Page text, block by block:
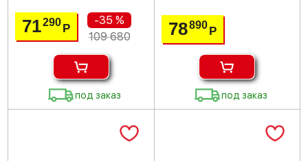
71290Р
-35 %
109 680
под заказ
78890 Р
под заказ